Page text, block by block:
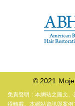
© 2021 Ｍ
免責聲明：本網站之圖文
得轉載。本網站資訊與案